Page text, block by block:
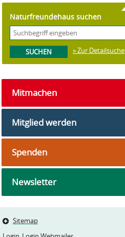
Naturfreundehaus suchen
» Zur Detailsuche
Mitmachen
Mitglied werden
Spenden
Newsletter
Sitemap